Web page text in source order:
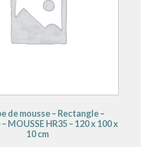
de mousse – Rectangle –
MOUSSE HR35 – 120 x 100 x
10 cm